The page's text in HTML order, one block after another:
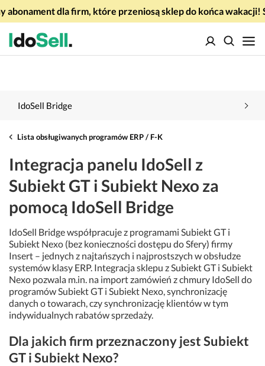
abonament dla firm, które przeniosą sklep do końca wakacji!
IdoSell Bridge
Lista obsługiwanych programów ERP / F-K
Integracja panelu IdoSell z
Subiekt GT i Subiekt Nexo za
pomocą IdoSell Bridge
IdoSell Bridge współpracuje z programami Subiekt GT i
Subiekt Nexo (bez konieczności dostępu do Sfery) firmy
Insert – jednych z najtańszych i najprostszych w obsłudze
systemów klasy ERP. Integracja sklepu z Subiekt GT i Subiekt
Nexo pozwala m.in. na import zamówień z chmury IdoSell do
programów Subiekt GT i Subiekt Nexo, synchronizację
danych o towarach, czy synchronizację klientów w tym
indywidualnych rabatów sprzedaży.
Dla jakich firm przeznaczony jest Subiekt
GT i Subiekt Nexo?